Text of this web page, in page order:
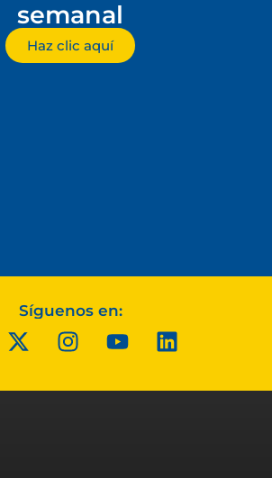
semanal
Haz clic aquí
Síguenos en: